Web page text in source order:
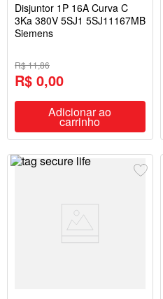
Disjuntor 1P 16A Curva C
3Ka 380V 5SJ1 5SJ11167MB
Siemens
R$ 11,86
R$ 0,00
Adicionar ao
carrinho